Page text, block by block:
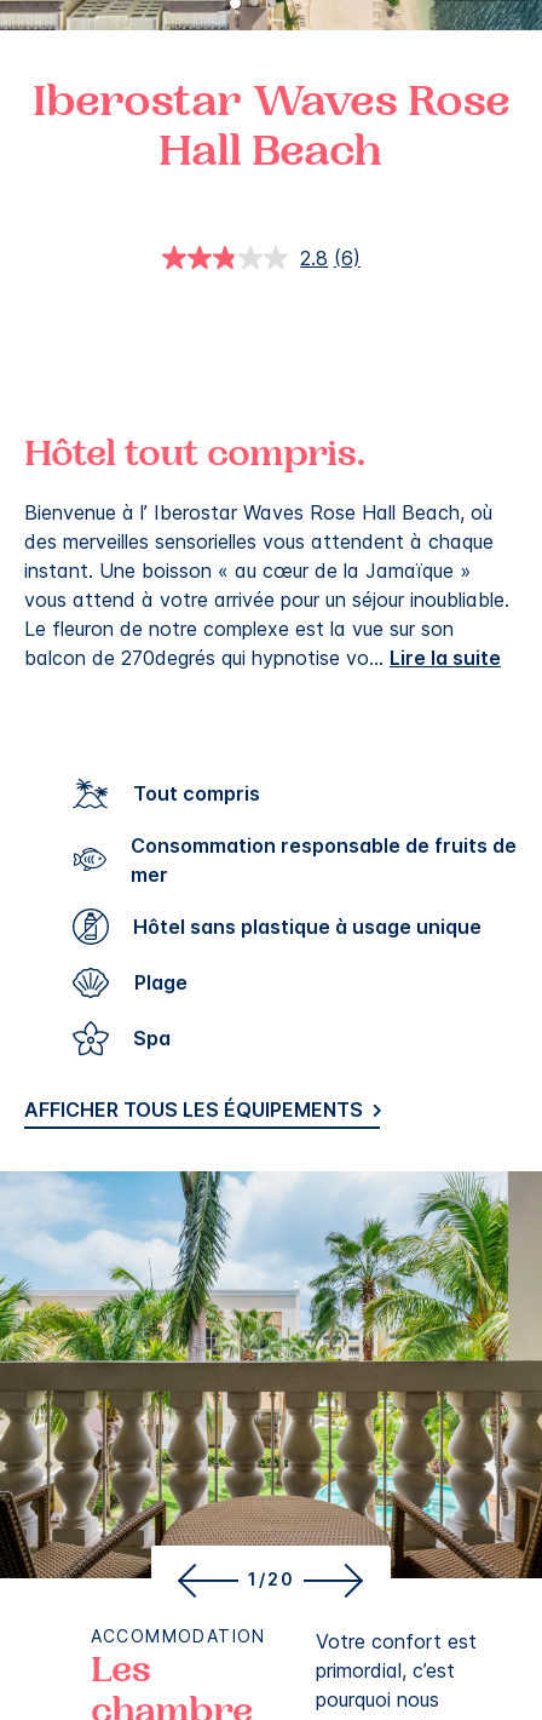
Iberostar Waves Rose
Hall Beach
2.8 Lire
(6)
Hôtel tout compris.
Bienvenue à l’ Iberostar Waves Rose Hall Beach, où
des merveilles sensorielles vous attendent à chaque
instant. Une boisson « au cœur de la Jamaïque »
vous attend à votre arrivée pour un séjour inoubliable.
Le fleuron de notre complexe est la vue sur son
balcon de 270degrés qui hypnotise vo... Lire la suite
Tout compris
Consommation responsable de fruits de
mer
Hôtel sans plastique à usage unique
Plage
Spa
AFFICHER TOUS LES ÉQUIPEMENTS
1/20
ACCOMMODATION
Les
Votre confort est
primordial, c’est
pourquoi nous